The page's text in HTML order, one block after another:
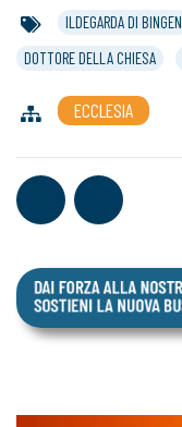
ILDEGARDA DI BINGEN
DOTTORE DELLA CHIESA
ECCLESIA